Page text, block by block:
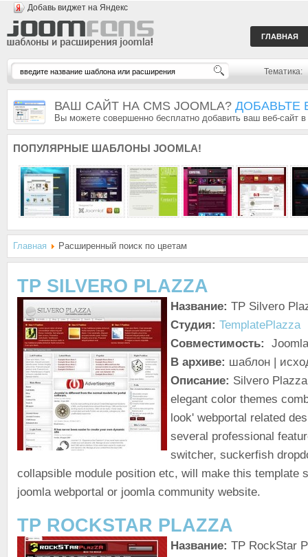
Добавь виджет на Яндекс
ГЛАВНАЯ
Тематика:
ВАШ САЙТ НА CMS JOOMLA? ДОБАВЬТЕ
Вы можете совершенно бесплатно добавить ваш веб-сайт
ПОПУЛЯРНЫЕ ШАБЛОНЫ JOOMLA!
Главная Расширенный поиск по цветам
TP SILVERO PLAZZA
Название: TP Silvero
Студия: TemplatePlazza
Совместимость:
В архиве: шаблон |
Описание: Silvero
elegant color themes
look' webportal related
several professional
switcher, suckerfish
collapsible module position etc, will make this template
joomla webportal or joomla community website.
TP ROCKSTAR PLAZZA
Название: TP RockStar